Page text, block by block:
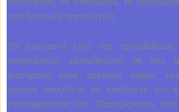
των δικτύων τεχνολογίας.
Το πρωτοετή έτος της
αποστάσεως εκπαίδευσης θα σας
διατήρηση ενός μεγάλου όγκου
προτού επιλέξετε να επιλέξετε τον
ενδιαφέροντός σας. Προσφέρουμε